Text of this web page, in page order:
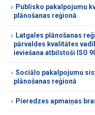
Publisko pakalpojumu
plānošanas reģionā
Latgales plānošanas
pārvaldes kvalitātes
ieviešana atbilstoši ISO
Sociālo pakalpojumu
plānošanas reģionā
Pieredzes apmaiņas